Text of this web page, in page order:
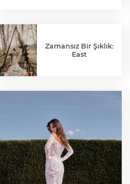
Zamansız Bir Şıklık:
East